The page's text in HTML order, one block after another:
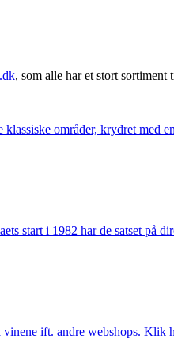
, som alle har et stort sortiment
områder, krydret med
start i 1982 har de satset på
ift. andre webshops. Klik